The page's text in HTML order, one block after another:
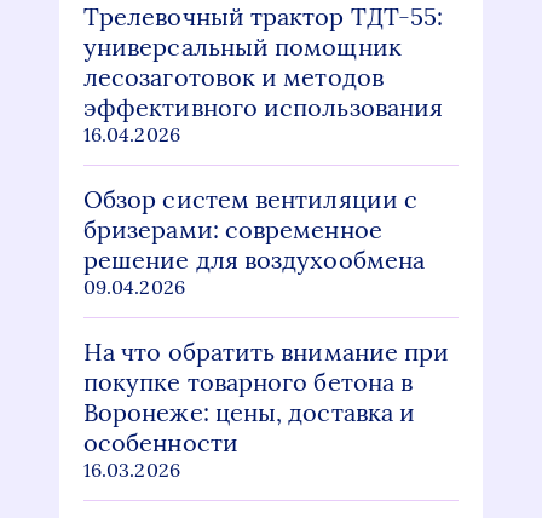
Трелевочный трактор ТДТ-55:
универсальный помощник
лесозаготовок и методов
эффективного использования
16.04.2026
Обзор систем вентиляции с
бризерами: современное
решение для воздухообмена
09.04.2026
На что обратить внимание при
покупке товарного бетона в
Воронеже: цены, доставка и
особенности
16.03.2026